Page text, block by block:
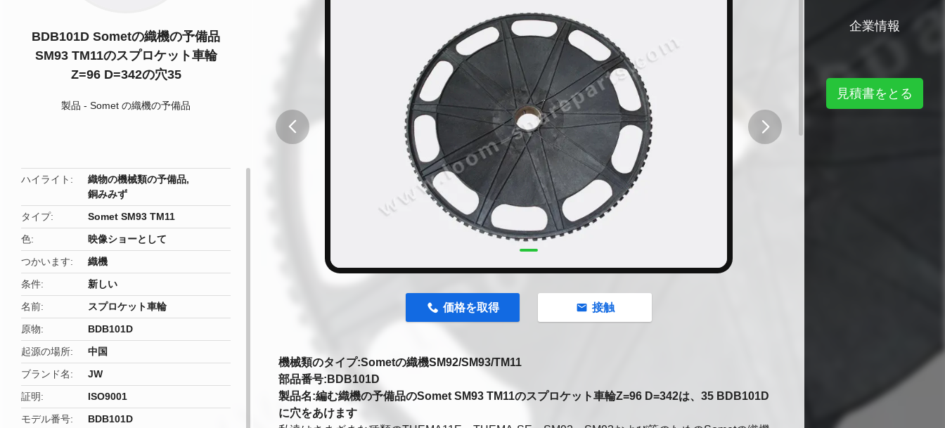
BDB101D Sometの織機の予備品
SM93 TM11のスプロケット車輪
Z=96 D=342の穴35
製品 - Somet の織機の予備品
ハイライト 織物の機械類の予備品,
銅みみず
タイプ
Somet SM93 TM11
色
映像ショーとして
つかいます
織機
条件
新しい
名前
スプロケット車輪
原物
BDB101D
起源の場所
中国
ブランド名
JW
証明
ISO9001
モデル番号
BDB101D
価格を取得 接触
機械類のタイプ:Sometの織機SM92/SM93/TM11
部品番号:BDB101D
製品名:編む織機の予備品のSomet SM93 TM11のスプロケット車輪Z=96 D=342は、35 BDB101D
に穴をあけます
企業情報
見積書をとる